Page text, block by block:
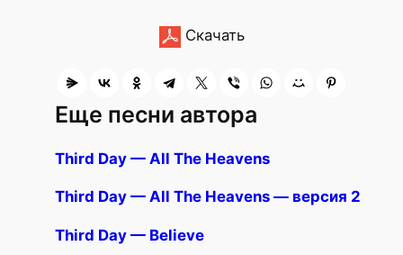
Скачать
Еще песни автора
Third Day — All The Heavens
Third Day — All The Heavens — версия 2
Third Day — Believe